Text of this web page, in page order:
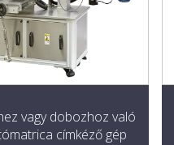
vagy dobozhoz való
címkéző gép